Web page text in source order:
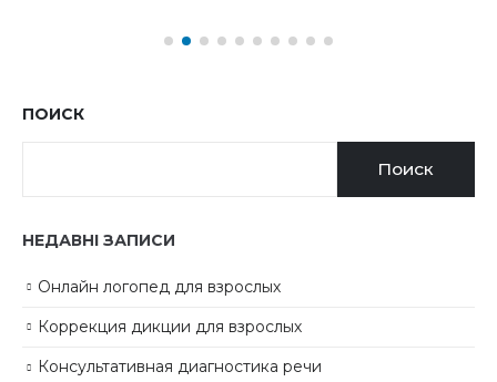
ПОИСК
Поиск
НЕДАВНІ ЗАПИСИ
Онлайн логопед для взрослых
Коррекция дикции для взрослых
Консультативная диагностика речи